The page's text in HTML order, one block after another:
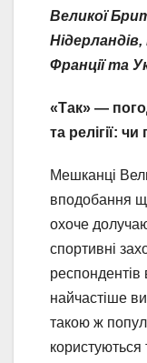
Великої
Франції та
«Так» —
та релігії:
Мешканці
вподобання
охоче
спортивні
найчастіше
такою ж
користуються